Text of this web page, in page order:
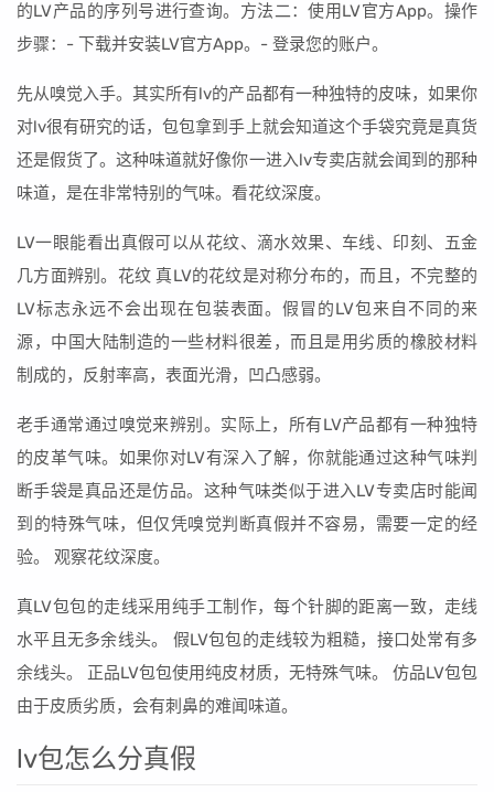
的LV产品的序列号进行查询。方法二：使用LV官方App。操作
步骤：- 下载并安装LV官方App。- 登录您的账户。
先从嗅觉入手。其实所有lv的产品都有一种独特的皮味，如果你
对lv很有研究的话，包包拿到手上就会知道这个手袋究竟是真货
还是假货了。这种味道就好像你一进入lv专卖店就会闻到的那种
味道，是在非常特别的气味。看花纹深度。
LV一眼能看出真假可以从花纹、滴水效果、车线、印刻、五金
几方面辨别。花纹 真LV的花纹是对称分布的，而且，不完整的
LV标志永远不会出现在包装表面。假冒的LV包来自不同的来
源，中国大陆制造的一些材料很差，而且是用劣质的橡胶材料
制成的，反射率高，表面光滑，凹凸感弱。
老手通常通过嗅觉来辨别。实际上，所有LV产品都有一种独特
的皮革气味。如果你对LV有深入了解，你就能通过这种气味判
断手袋是真品还是仿品。这种气味类似于进入LV专卖店时能闻
到的特殊气味，但仅凭嗅觉判断真假并不容易，需要一定的经
验。 观察花纹深度。
真LV包包的走线采用纯手工制作，每个针脚的距离一致，走线
水平且无多余线头。 假LV包包的走线较为粗糙，接口处常有多
余线头。 正品LV包包使用纯皮材质，无特殊气味。 仿品LV包包
由于皮质劣质，会有刺鼻的难闻味道。
lv包怎么分真假